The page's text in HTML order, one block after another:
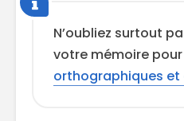
N’oubliez surtout
votre mémoire pour
orthographiques